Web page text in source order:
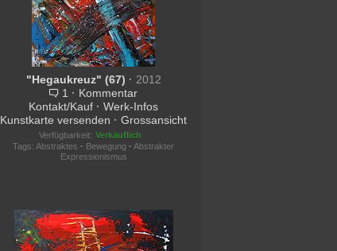
"Hegaukreuz" (67) · 2012
1 · Kommentar
Kontakt/Kauf · Werk-Infos
Kunstkarte versenden · Grossansicht
Verfügbarkeit: Verkäuflich
Tags:Abstraktes · Bewegung · Abstrakter
Expressionismus